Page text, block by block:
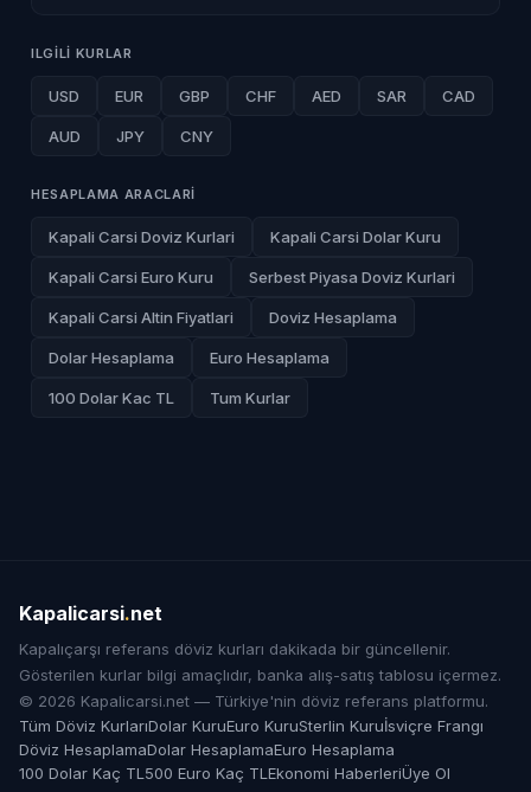
ILGILI KURLAR
USD EUR GBP CHF AED SAR CAD
AUD JPY CNY
HESAPLAMA ARACLARI
Kapali Carsi Doviz Kurlari Kapali Carsi Dolar Kuru
Kapali Carsi Euro Kuru Serbest Piyasa Doviz Kurlari
Kapali Carsi Altin Fiyatlari Doviz Hesaplama
Dolar Hesaplama Euro Hesaplama
100 Dolar Kac TL Tum Kurlar
Kapalicarsi.net
Kapalıçarşı referans döviz kurları dakikada bir güncellenir.
Gösterilen kurlar bilgi amaçlıdır, banka alış-satış tablosu içermez.
© 2026 Kapalicarsi.net — Türkiye'nin döviz referans platformu.
Tüm Döviz KurlarıDolar KuruEuro KuruSterlin Kuruİsviçre Frangı
Döviz HesaplamaDolar HesaplamaEuro Hesaplama
100 Dolar Kaç TL 500 Euro Kaç TL Ekonomi HaberleriÜye Ol